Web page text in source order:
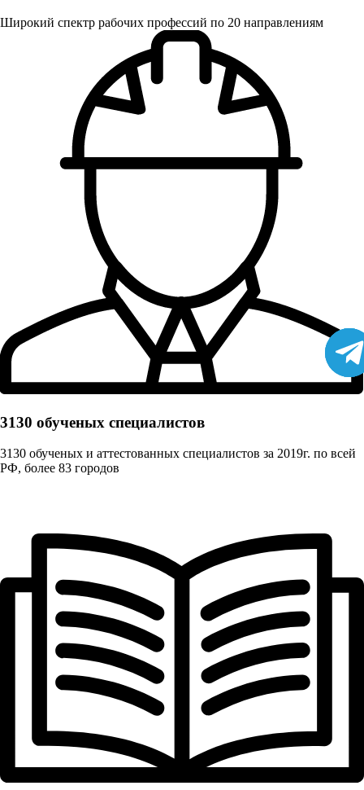
Широкий спектр рабочих профессий по 20 направлениям
3130 обученых cпециалистов
3130 обученых и аттестованных специалистов за 2019г. по всей
РФ, более 83 городов